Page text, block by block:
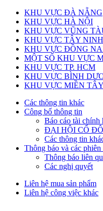
KHU VỰC ĐÀ NẴNG
KHU VỰC HÀ NỘI
KHU VỰC VŨNG
KHU VỰC TÂY NINH
KHU VỰC ĐỒNG
MỘT SỐ KHU VỰC
KHU VỰC TP. HCM
KHU VỰC BÌNH
KHU VỰC MIỀN TÂY
Các thông tin khác
Công bố thông tin
Báo cáo tài chính
ĐẠI HỘI CỔ
Các thông tin
Thông báo và các
Thông báo liên
Các nghị quyết
Liên hệ mua sản phẩm
Liên hệ công việc khác